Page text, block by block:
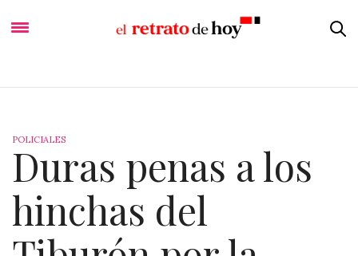
POLICIALES
Duras penas a los
hinchas del